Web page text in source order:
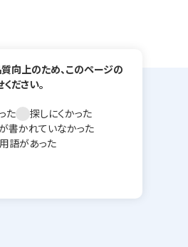
向上のため、このページの
ださい。
た
探しにくかった
書かれていなかった
語があった